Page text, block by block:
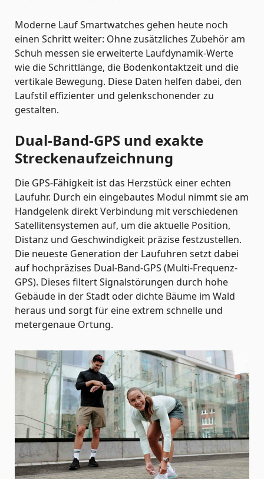
Moderne Lauf Smartwatches gehen heute noch
einen Schritt weiter: Ohne zusätzliches Zubehör am
Schuh messen sie erweiterte Laufdynamik-Werte
wie die Schrittlänge, die Bodenkontaktzeit und die
vertikale Bewegung. Diese Daten helfen dabei, den
Laufstil effizienter und gelenkschonender zu
gestalten.
Dual-Band-GPS und exakte
Streckenaufzeichnung
Die GPS-Fähigkeit ist das Herzstück einer echten
Laufuhr. Durch ein eingebautes Modul nimmt sie am
Handgelenk direkt Verbindung mit verschiedenen
Satellitensystemen auf, um die aktuelle Position,
Distanz und Geschwindigkeit präzise festzustellen.
Die neueste Generation der Laufuhren setzt dabei
auf hochpräzises Dual-Band-GPS (Multi-Frequenz-
GPS). Dieses filtert Signalstörungen durch hohe
Gebäude in der Stadt oder dichte Bäume im Wald
heraus und sorgt für eine extrem schnelle und
metergenaue Ortung.